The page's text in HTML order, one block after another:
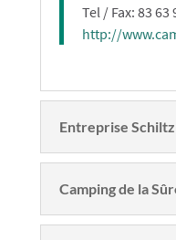
Tel / Fax: 83 63
http://
Entreprise Schiltz
Camping de la